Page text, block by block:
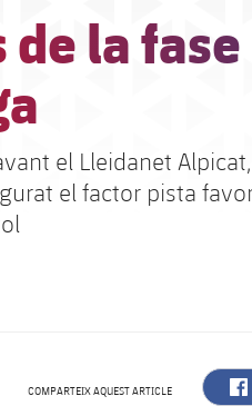
la
el Lleidanet
el factor pista
COMPARTEIX AQUEST ARTICLE